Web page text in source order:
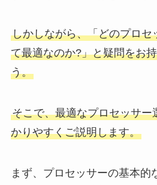
しかしながら、「どのプロセ
て最適なのか?」と疑問をお
う。
そこで、最適なプロセッサー
かりやすくご説明します。
まず、プロセッサーの基本的